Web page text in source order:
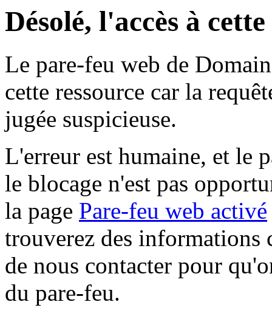
Désolé, l'accès à
Le pare-feu web de
cette ressource car la
jugée suspicieuse.
L'erreur est humaine, et le
le blocage n'est pas
la page Pare-feu web activé
trouverez des informations
de nous contacter pour
du pare-feu.